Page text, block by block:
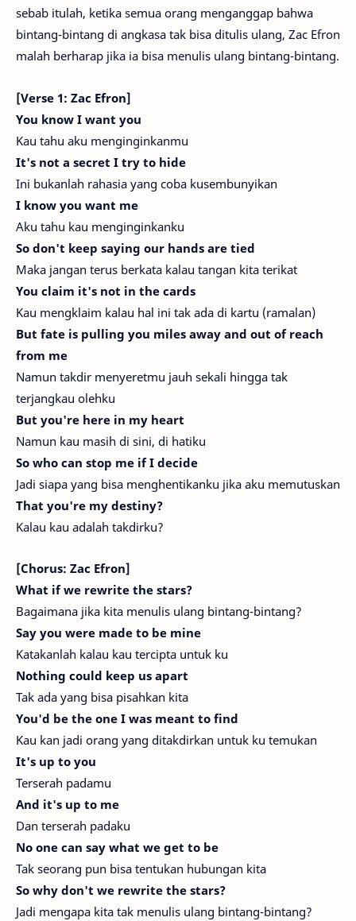
sebab itulah, ketika semua orang menganggap bahwa
bintang-bintang di angkasa tak bisa ditulis ulang, Zac Efron
malah berharap jika ia bisa menulis ulang bintang-bintang.
[Verse 1: Zac Efron]
You know I want you
Kau tahu aku menginginkanmu
It's not a secret I try to hide
Ini bukanlah rahasia yang coba kusembunyikan
I know you want me
Aku tahu kau menginginkanku
So don't keep saying our hands are tied
Maka jangan terus berkata kalau tangan kita terikat
You claim it's not in the cards
Kau mengklaim kalau hal ini tak ada di kartu (ramalan)
But fate is pulling you miles away and out of reach
from me
Namun takdir menyeretmu jauh sekali hingga tak
terjangkau olehku
But you're here in my heart
Namun kau masih di sini, di hatiku
So who can stop me if I decide
Jadi siapa yang bisa menghentikanku jika aku memutuskan
That you're my destiny?
Kalau kau adalah takdirku?
[Chorus: Zac Efron]
What if we rewrite the stars?
Bagaimana jika kita menulis ulang bintang-bintang?
Say you were made to be mine
Katakanlah kalau kau tercipta untuk ku
Nothing could keep us apart
Tak ada yang bisa pisahkan kita
You'd be the one I was meant to find
Kau kan jadi orang yang ditakdirkan untuk ku temukan
It's up to you
Terserah padamu
And it's up to me
Dan terserah padaku
No one can say what we get to be
Tak seorang pun bisa tentukan hubungan kita
So why don't we rewrite the stars?
Jadi mengapa kita tak menulis ulang bintang-bintang?